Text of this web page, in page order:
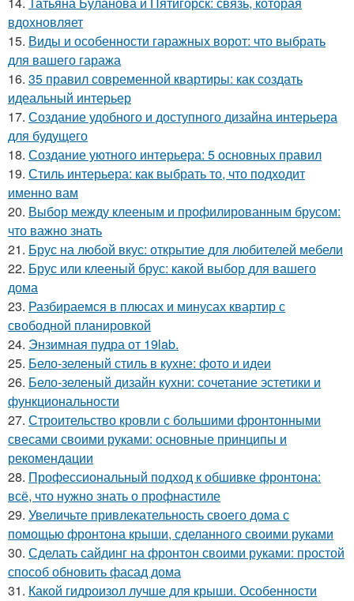
вдохновляет
15. Виды и особенности гаражных ворот: что выбрать
для вашего гаража
16. 35 правил современной квартиры: как создать
идеальный интерьер
17. Создание удобного и доступного дизайна интерьера
для будущего
18. Создание уютного интерьера: 5 основных правил
19. Стиль интерьера: как выбрать то, что подходит
именно вам
20. Выбор между клееным и профилированным брусом:
что важно знать
21. Брус на любой вкус: открытие для любителей мебели
22. Брус или клееный брус: какой выбор для вашего
дома
23. Разбираемся в плюсах и минусах квартир с
свободной планировкой
24. Энзимная пудра от 19lab.
25. Бело-зеленый стиль в кухне: фото и идеи
26. Бело-зеленый дизайн кухни: сочетание эстетики и
функциональности
27. Строительство кровли с большими фронтонными
свесами своими руками: основные принципы и
рекомендации
28. Профессиональный подход к обшивке фронтона:
всё, что нужно знать о профнастиле
29. Увеличьте привлекательность своего дома с
помощью фронтона крыши, сделанного своими руками
30. Сделать сайдинг на фронтон своими руками: простой
способ обновить фасад дома
31. Какой гидроизол лучше для крыши. Особенности